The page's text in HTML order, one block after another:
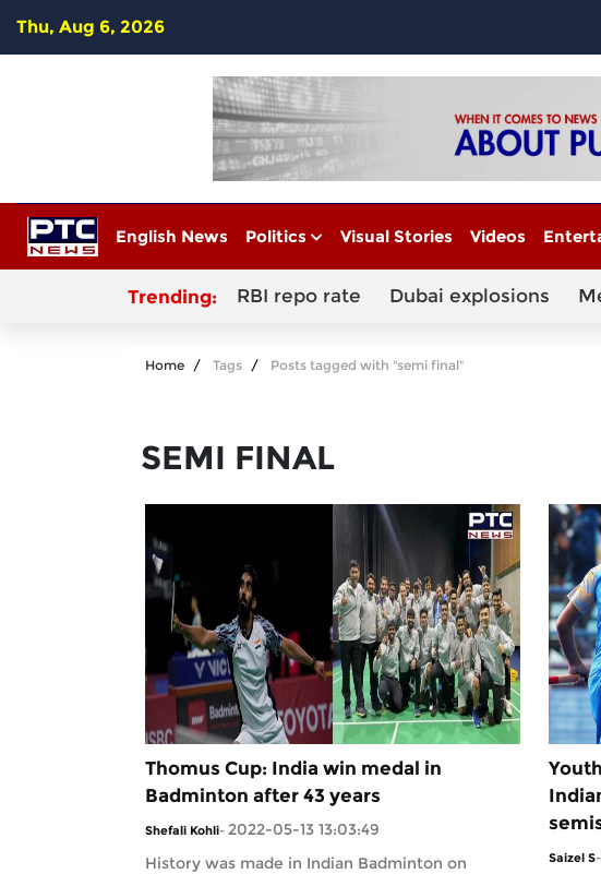
Thu, Aug 6, 2026
English News Politics Visual Stories Videos
Trending: RBI repo rate Dubai explosions
Home Tags Posts tagged with "semi final"
SEMI FINAL
Thomus Cup: India win medal in
Badminton after 43 years
Shefali Kohli- 2022-05-13 13:03:49
History was made in Indian Badminton on
Saizel S-